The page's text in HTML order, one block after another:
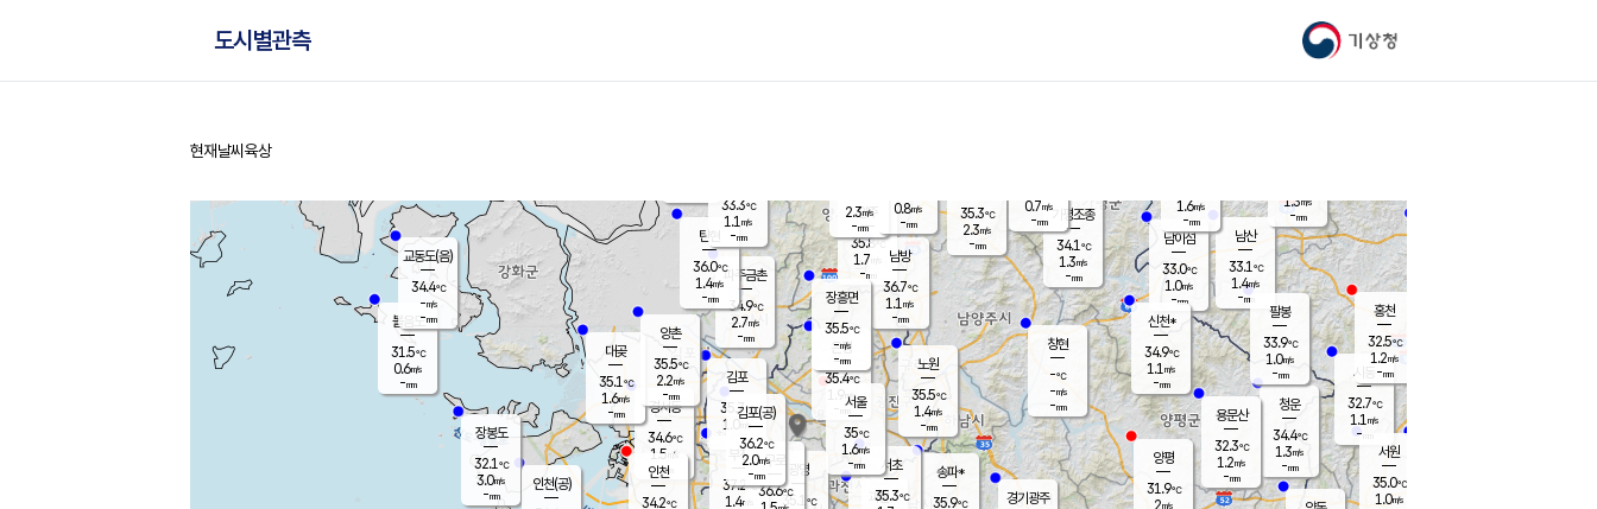
기상청
도시별관측
홈
현재날씨 육상
남이섬
33.0℃
1.0m/s
-mm
볼음도
31.5℃
0.6m/s
-mm
양주
35.8℃
1.7
-mm
과천
남산
33.1℃
1.4m/s
-mm
장봉도
32.1℃
3.0m/s
-mm
청운
34.4℃
1.3m/s
-mm
팔봉
33.9℃
1.0m/s
-mm
경기광주
1.6m/s
-mm
경서동
34.6℃
1.5 m/s
-mm
파주금촌
34.9℃
2.7m/s
-mm
가평조종
34.1℃
1.3m/s
-mm
35.3℃
2.3m/s
-mm
대곶
35.1℃
1.6m/s
-mm
신천*
34.9℃
1.1 m/s
-mm
창현
-℃
-m/s
-mm
탄현
36.0℃
1.4m/s
-mm
0.7m/s
-mm
김포
35.7℃
1.0 m/s
mm
광명
35.1
℃
부천
37.2℃
1.4m/s
양촌
35.5℃
2.2m/s
-mm
구로
36.6℃
은평
35.4℃
1.9 m/s
- mm
노원
35.5℃
1.4m/s
-mm
송파*
35.9℃
서초
35.3℃
남방
36.7℃
1.1 m/s
-mm
장흥면
35.5℃
-m/s
-mm
2.3m/s
-mm
시동
32.7℃
1.1 m/s
- mm
서원
35.0℃
1.0m/s
용문산
32.3℃
1.2m/s
-mm
인천(공)
김포(공)
36.2℃
2.0m/s
-mm
교동도(음)
34.4℃
-m/s
-mm
홍천
32.5℃
1.2m/s
-mm
양평
31.9℃
2m/s
인천
34.2℃
서울
35℃
1.6m/s
-mm
1.3m/s
-mm
33.3℃
1.1 m/s
-mm
0.8m/s
-mm